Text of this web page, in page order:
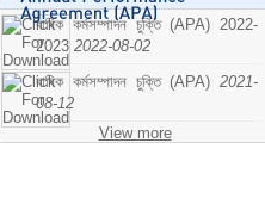
বাষিক কর্মসম্পাদন চুক্তি (APA) 2022-
2023 2022-08-02
বাষিক কর্মসম্পাদন চুক্তি (APA) 2021-
08-12
View more